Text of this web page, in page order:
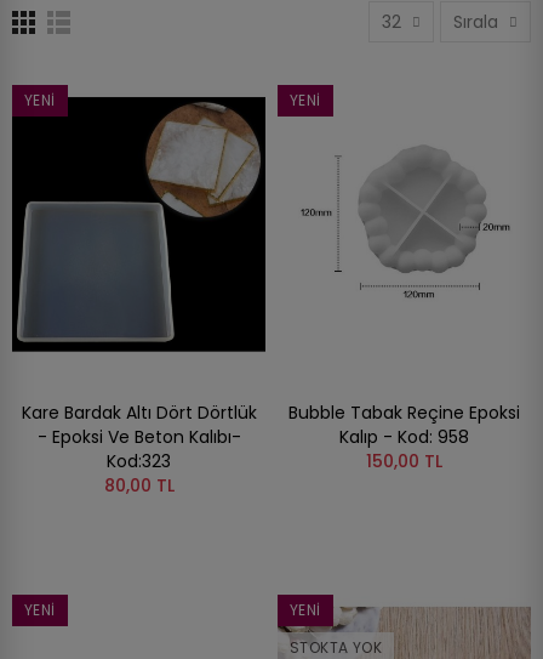
32 Sırala
YENI
Kare Bardak Altı Dört Dörtlük
- Epoksi Ve Beton Kalıbı-
Kod:323
80,00 TL
YENI
Bubble Tabak Reçine Epoksi
Kalıp - Kod: 958
150,00 TL
YENI
YENI
STOKTA YOK